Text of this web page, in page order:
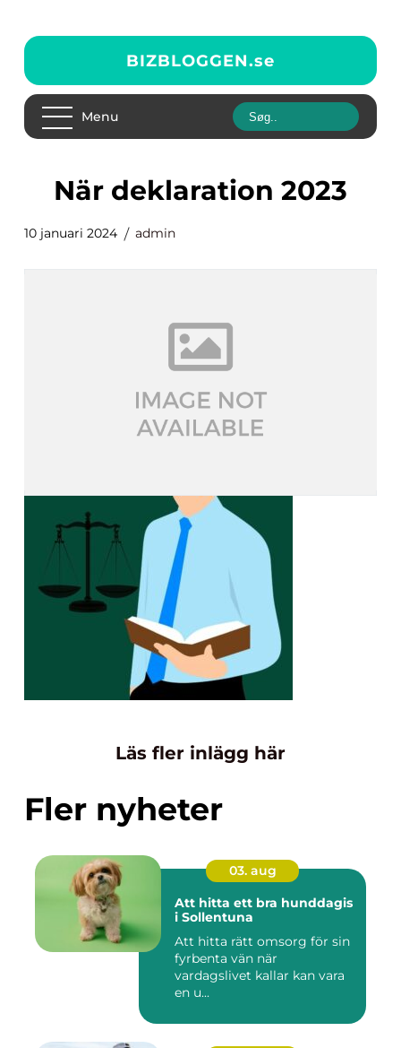
BIZBLOGGEN.se
Menu
när deklaration 2023
10 januari 2024 admin
Läs fler inlägg här
Fler nyheter
03. aug
Att hitta ett bra hunddagis
i Sollentuna
Att hitta rätt omsorg för sin
fyrbenta vän när
vardagslivet kallar kan vara
en u...